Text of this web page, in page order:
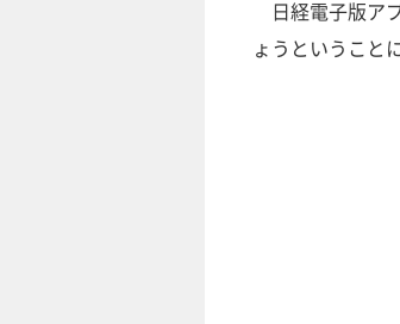
日経電子版ア
ょうということ